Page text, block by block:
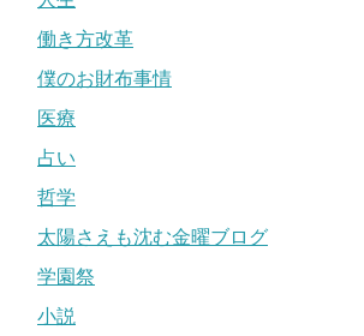
働き方改革
僕のお財布事情
医療
占い
哲学
太陽さえも沈む金曜ブログ
学園祭
小説